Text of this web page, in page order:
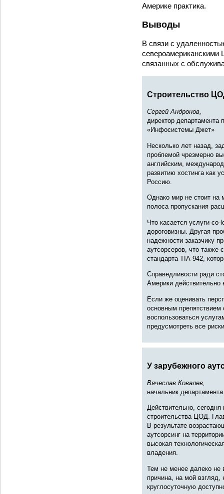
Америке практика.
Выводы
В связи с
североамериканскими
связанных с
Строительство
Сергей Андронов,
директор департамента
«Инфосистемы Джет»
Несколько лет назад,
проблемой чрезмерно
английским,
развитию хостинга как
Россию.
Однако мир не стоит на
полоса пропускания
Что касается услуги
дороговизны. Другая
надежности заказчику
аутсорсеров, что
стандарта TIA-942,
Справедливости ради
Америки действительно
Если же оценивать
основным препятствием
воспользоваться
предусмотреть все
У зарубежного
Вячеслав Ковалев,
начальник
Действительно,
строительства ЦОД.
В результате
аутсорсинг на
высокая
владения.
Тем не менее далеко не
причина, на мой взгляд,
круглосуточную